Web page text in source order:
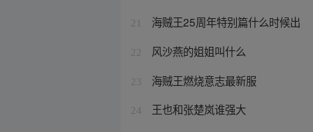
21 海贼王25周年特别篇什么时候出
22 风沙燕的姐姐叫什么
23 海贼王燃烧意志最新服
24 王也和张楚岚谁强大